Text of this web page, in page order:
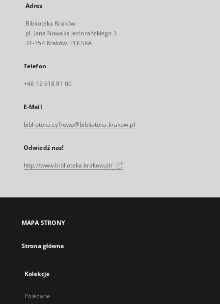
Adres
Biblioteka Kraków
pl. Jana Nowaka Jeziorańskiego 3
31-154 Kraków, POLSKA
Telefon
+48 12 618 91 00
E-Mail
biblioteka.cyfrowa@biblioteka.krakow.pl
Odwiedź nas!
http://www.biblioteka.krakow.pl/
MAPA STRONY
Strona główna
Kolekcje
Polecane